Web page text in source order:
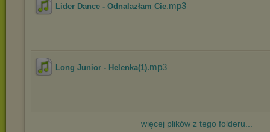
Lider Dance - Odnalazłam Cie.mp3
Long Junior - Helenka(1).mp3
więcej plików z tego folderu...